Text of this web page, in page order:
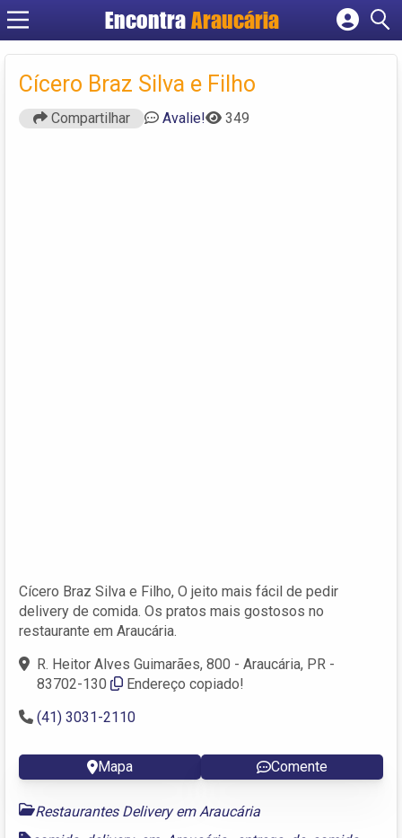
EncontraAraucária
Cadastrar empresa
Criar conta
Cícero Braz Silva e Filho
Compartilhar Avalie! 349
Cícero Braz Silva e Filho, O jeito mais fácil de pedir
delivery de comida. Os pratos mais gostosos no
restaurante em Araucária.
R. Heitor Alves Guimarães, 800 - Araucária, PR -
83702-130
Endereço copiado!
(41) 3031-2110
Mapa Comente
Restaurantes Delivery em Araucária